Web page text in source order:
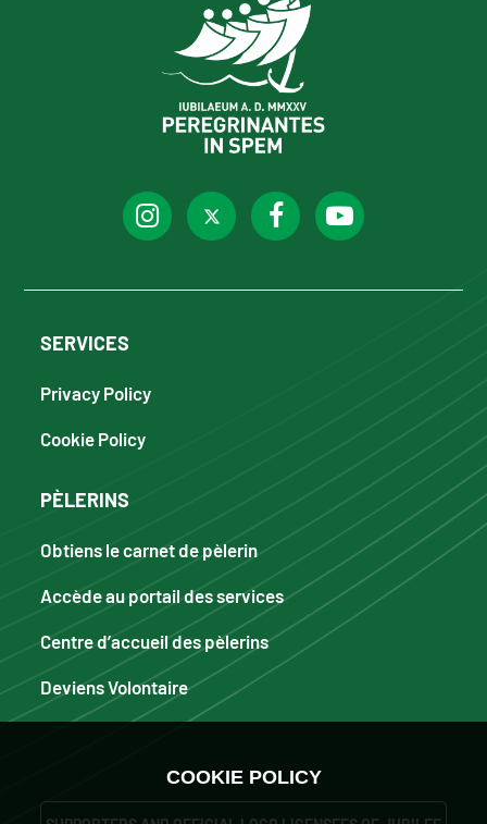
SERVICES
Privacy Policy
Cookie Policy
PÈLERINS
Obtiens le carnet de pèlerin
Accède au portail des services
Centre d’accueil des pèlerins
Deviens Volontaire
COOKIE POLICY